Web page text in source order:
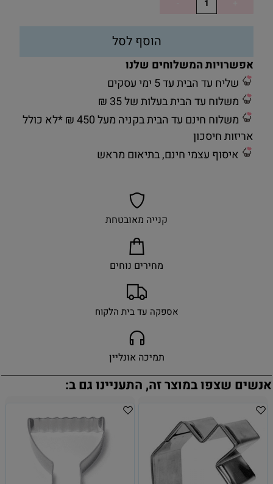
הוסף לסל
אפשרויות המשלוחים שלנו
שליח עד הבית עד 5 ימי עסקים
משלוח עד הבית בעלות של 35 ₪
משלוח חינם עד הבית בקניה מעל 450 ₪ *לא כולל
אריזות חיסכון
איסוף עצמי חינם, בתיאום מראש
קנייה מאובטחת
מחירים נוחים
אספקה עד בית הלקוח
תמיכה אונליין
אנשים שצפו במוצר זה, התעניינו גם ב: